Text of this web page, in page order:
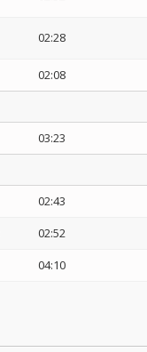
02:28
02:08
03:23
02:43
02:52
04:10